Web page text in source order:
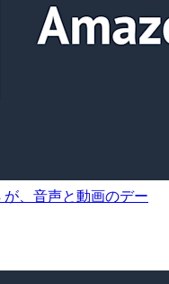
、音声と動画のデー